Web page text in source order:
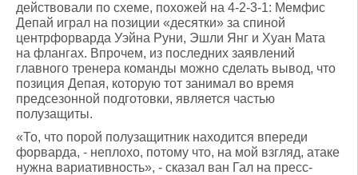
действовали по схеме, похожей на 4-2-3-1: Мемфис
Депай играл на позиции «десятки» за спиной
центрфорварда Уэйна Руни, Эшли Янг и Хуан Мата
на флангах. Впрочем, из последних заявлений
главного тренера команды можно сделать вывод, что
позиция Депая, которую тот занимал во время
предсезонной подготовки, является частью
полузащиты.
«То, что порой полузащитник находится впереди
форварда, - неплохо, потому что, на мой взгляд, атаке
нужна вариативность», - сказал ван Гал на пресс-